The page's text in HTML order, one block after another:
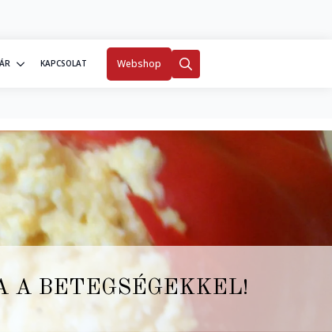
KAPCSOLAT Webshop
A BETEGSÉGEKKEL!